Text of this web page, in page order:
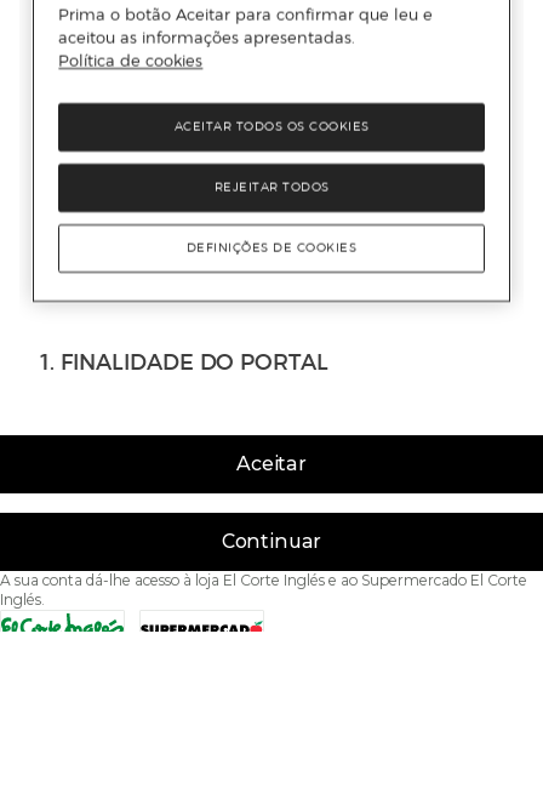
Aceitar
Continuar
A sua conta dá-lhe acesso à loja El Corte Inglés e ao Supermercado El Corte
Inglés.